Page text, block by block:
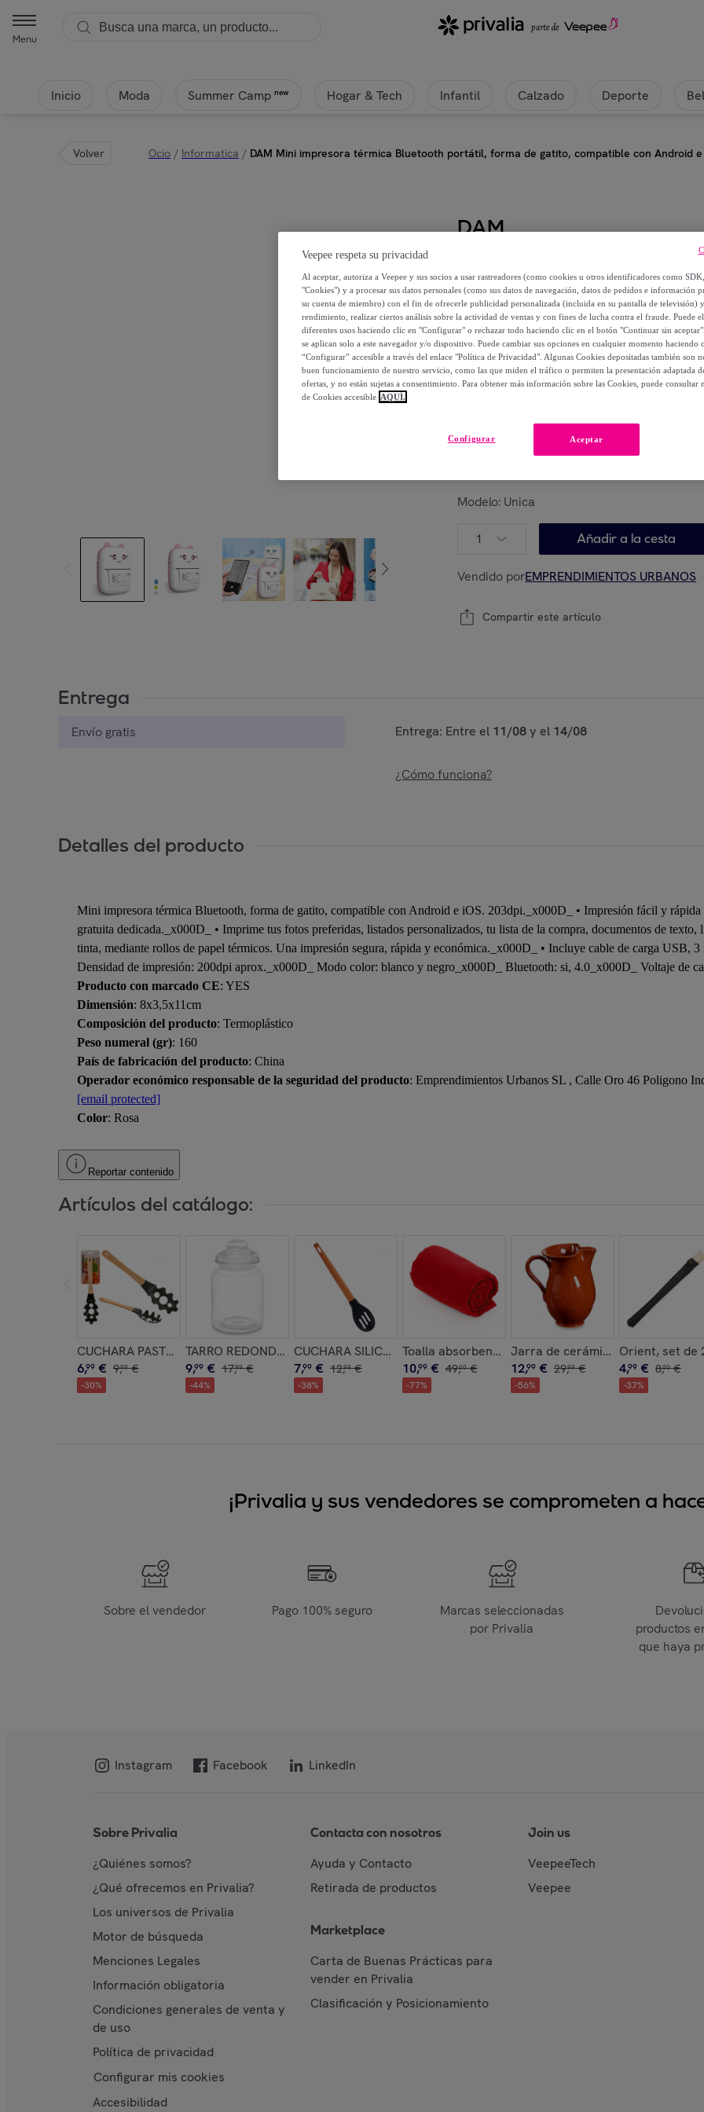
Menu
Inicio Moda Summer Camp new Hogar & Tech Infantil Calzado Deporte
Volver Ocio / Informatica / DAM Mini impresora térmica Bluetooth portátil, forma de gatito, compatible con Android e
DAM
DAM Mini impresora térmica
compatible con Android e iOS.
42,99 €
99,00 €
-56
Posible recogida de tu antiguo producto
Modelo: Unica
1 Añadir a la cesta
Vendido porEMPRENDIMIENTOS URBANOS
Compartir este artículo
Entrega
Envío gratis Entrega: Entre el 11/08y el 14/08
¿Cómo funciona?
Detalles del producto
Mini impresora térmica Bluetooth, forma de gatito, compatible con Android e iOS. 203dpi._x000D_ • Impresión fácil y
gratuita dedicada._x000D_ • Imprime tus fotos preferidas, listados personalizados, tu lista de la compra, documentos de texto,
tinta, mediante rollos de papel térmicos. Una impresión segura, rápida y económica._x000D_ • Incluye cable de carga USB,
Densidad de impresión: 200dpi aprox._x000D_ Modo color: blanco y negro_x000D_ Bluetooth: si, 4.0_x000D_ Voltaje de
Producto con marcado CE: YES
Dimensión: 8x3,5x11cm
Composición del producto: Termoplástico
Peso numeral (gr): 160
País de fabricación del producto: China
Operador económico responsable de la seguridad del producto: Emprendimientos Urbanos SL , Calle Oro 46 Poligono
[email protected]
Color: Rosa
Reportar contenido
Artículos del catálogo:
CUCHARA PASTA SURT COLOR aleatorio
6,99 € 9,99 €
-30%
TARRO REDONDO LISO TAPA CRISTAL 900ML
9,99 € 17,99 €
-44%
CUCHARA SILICONA MANGO MADERA DE HAYA 30,5CM
7,99 € 12,99 €
-38%
Toalla absorbente Yarg 138x72 cm.
10,99 € 49,00 €
-77%
Jarra de cerámica refractaria de
12,99 € 29,99 €
-56%
Orient, set de
4,99 € 8,00 €
-37%
¡Privalia y sus vendedores se comprometen a
Sobre el vendedor Pago 100% seguro
Marcas seleccionadas
por Privalia
productos
que haya
Instagram Facebook LinkedIn
Sobre Privalia
¿Quiénes somos?
¿Qué ofrecemos en Privalia?
Los universos de Privalia
Motor de búsqueda
Menciones Legales
Información obligatoria
Condiciones generales de venta y
de uso
Política de privacidad
Configurar mis cookies
Accesibilidad
Contacta con nosotros
Ayuda y Contacto
Retirada de productos
Marketplace
Carta de Buenas Prácticas para
vender en Privalia
Clasificación y Posicionamiento
Join us
VeepeeTech
Veepee
Veepee respeta su privacidad
Al aceptar, autoriza a Veepee y sus socios a usar rastreadores (como cookies u otros identificadores como
"Cookies") y a procesar sus datos personales (como sus datos de navegación, datos de pedidos e información
su cuenta de miembro) con el fin de ofrecerle publicidad personalizada (incluida en su pantalla de televisión)
rendimiento, realizar ciertos análisis sobre la actividad de ventas y con fines de lucha contra el fraude. Puede
diferentes usos haciendo clic en "Configurar" o rechazar todo haciendo clic en el botón "Continuar sin
se aplican solo a este navegador y/o dispositivo. Puede cambiar sus opciones en cualquier momento haciendo
“Configurar” accesible a través del enlace "Política de Privacidad". Algunas Cookies depositadas también son
buen funcionamiento de nuestro servicio, como las que miden el tráfico o permiten la presentación adaptada
ofertas, y no están sujetas a consentimiento. Para obtener más información sobre las Cookies, puede consultar
de Cookies accesible AQUÍ.
Aceptar
Configurar